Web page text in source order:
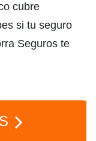
cubre
si tu seguro
Seguros te